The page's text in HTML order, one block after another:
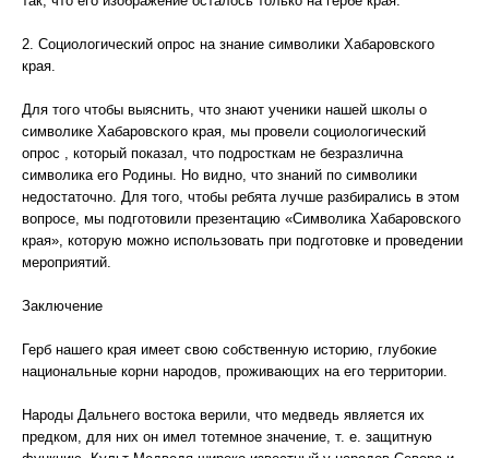
2. Социологический опрос на знание символики Хабаровского
края.
Для того чтобы выяснить, что знают ученики нашей школы о
символике Хабаровского края, мы провели социологический
опрос , который показал, что подросткам не безразлична
символика его Родины. Но видно, что знаний по символики
недостаточно. Для того, чтобы ребята лучше разбирались в этом
вопросе, мы подготовили презентацию «Символика Хабаровского
края», которую можно использовать при подготовке и проведении
мероприятий.
Заключение
Герб нашего края имеет свою собственную историю, глубокие
национальные корни народов, проживающих на его территории.
Народы Дальнего востока верили, что медведь является их
предком, для них он имел тотемное значение, т. е. защитную